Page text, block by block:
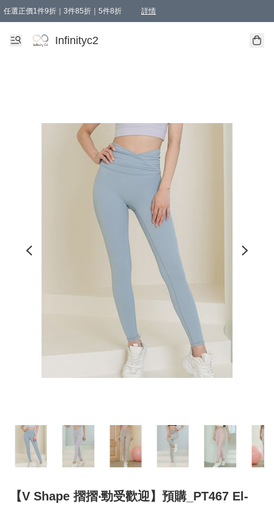
任選正價1件9折｜3件85折｜5件8折 詳情
精選商品，任選買1件或以上減HKD 20.00；買2件或以上減HKD 60.00；買3件
Infinityc2 wears 滿$800免運費
Bucks & Leather 滿$1000免運費
Infinityc2
【V Shape 摺摺‧勁受歡迎】預購_PT467 El-